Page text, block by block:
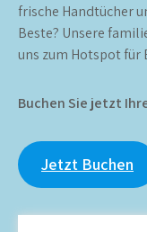
frische Handtücher
Beste? Unsere
uns zum Hotspot für
Buchen Sie jetzt
Jetzt Buchen